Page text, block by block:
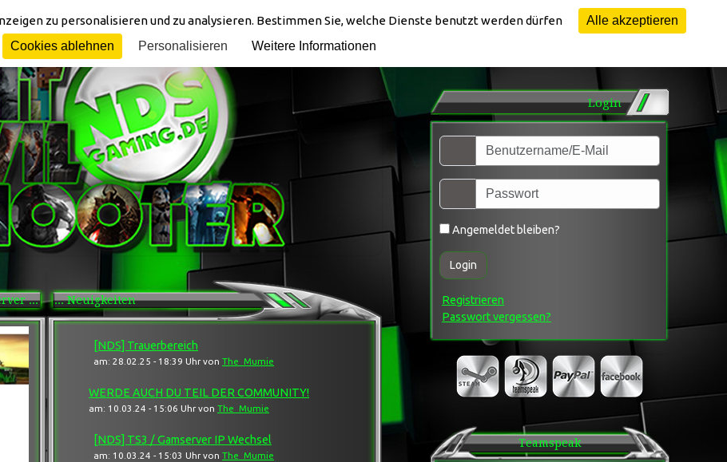
... ... Neuigkeiten
[NDS] Trauerbereich
am: 28.02.25 - 18:39 Uhr von The_Mumie
WERDE AUCH DU TEIL DER COMMUNITY!
am: 10.03.24 - 15:06 Uhr von The_Mumie
[NDS] TS3 / Gamserver IP Wechsel
am: 10.03.24 - 15:03 Uhr von The_Mumie
Login
Angemeldet bleiben?
Login
Registrieren
Passwort vergessen?
Teamspeak
zu personalisieren und zu analysieren. Bestimmen Sie, welche Dienste benutzt werden dürfen
Alle akzeptieren
Cookies ablehnen
Personalisieren Weitere Informationen